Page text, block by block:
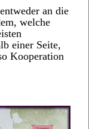
an die
welche
einer Seite,
Kooperation